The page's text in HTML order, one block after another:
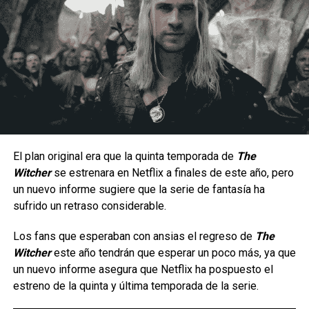
videojuegos
Carlos Notario
Un estilo arriesgado y difícil de dominar.
Al ser una peleadora cuyo estilo de juego se enfoca en la
constante presión a corta distancia, la hace un personaje
con una jugabilidad muy arriesgada ya que por lo mismo no
hay margen para errores, puesto que una combo fallido
significa una ventana muy corta para recuperarse antes de
que el oponente contraataque; aunque en manos
experimentadas puede generar una presión constante
gracias a su velocidad, movilidad y capacidad para alternar
La serie da inicio a una etapa totalmente nueva de
aventuras en cómic para el icónico arqueólogo,
ambientada en la época de las películas originales que
Tras los sucesos deEn busca del arca perdida, los
villanos más infames de Indy —incluido el improbable
regreso de un archienemigo— buscan una nueva y
El plan original era que la quinta temporada de The
Witcher se estrenara en Netflix a finales de este año, pero
un nuevo informe sugiere que la serie de fantasía ha
sufrido un retraso considerable.
Los fans que esperaban con ansias el regreso de The
Witcher este año tendrán que esperar un poco más, ya que
un nuevo informe asegura que Netflix ha pospuesto el
estreno de la quinta y última temporada de la serie.